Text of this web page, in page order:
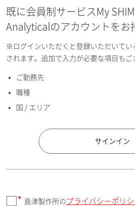
お名前フリガナ（名）
E-mailアドレス（半角英数）
国 / エリア
既に会員制サービスMy
Analyticalのアカウントをお
※ログインいただくと登録いただいてい
されます。追加で入力が必要な項目もご
ご勤務先
職種
国 / エリア
サインイン
島津製作所の プライバシーポリシ